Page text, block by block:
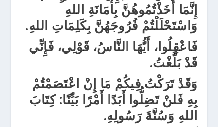
إِنَّمَا أَخَذْتُمُوهُنَّ بِأَمَانَةِ اللهِ
وَاسْتَحْلَلْتُمْ فُرُوجَهُنَّ بِكَلِمَاتِ اللهِ.
فَاعْقِلُوا، أَيُّهَا النَّاسُ، قَوْلِي، فَإِنِّي
قَدْ بَلَّغْتُ.
وَقَدْ تَرَكْتُ فِيكُمْ مَا إِنْ اعْتَصَمْتُمْ
بِهِ فَلنْ تَضِلُّوا أَبَدًا أَمْرًا بَيِّنًا: كِتَابَ
اللهِ وَسُنَّةَ رَسُولِهِ.